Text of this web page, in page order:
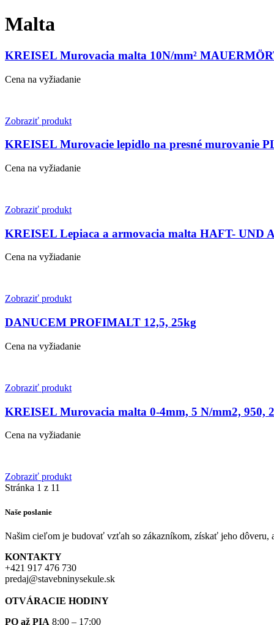
Malta
KREISEL Murovacia malta 10N/mm²
Cena na vyžiadanie
Zobraziť produkt
KREISEL Murovacie lepidlo na presné murovanie
Cena na vyžiadanie
Zobraziť produkt
KREISEL Lepiaca a armovacia malta HAFT-
Cena na vyžiadanie
Zobraziť produkt
DANUCEM PROFIMALT 12,5, 25kg
Cena na vyžiadanie
Zobraziť produkt
KREISEL Murovacia malta 0-4mm, 5 N/mm2, 950,
Cena na vyžiadanie
Zobraziť produkt
Stránka 1 z 11
Naše poslanie
Našim cieľom je budovať vzťah so zákazníkom, získať jeho dôveru,
KONTAKTY
+421 917 476 730
predaj@stavebninysekule.sk
OTVÁRACIE HODINY
PO až PIA 8:00 – 17:00